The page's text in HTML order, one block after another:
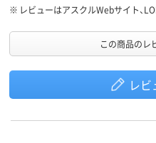
※ レビューはアスクルWebサイト、
この商品のレ
レビ